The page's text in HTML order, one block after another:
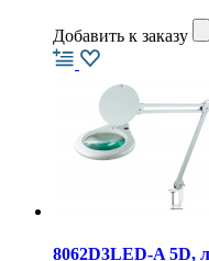
Добавить к заказу
8062D3LED-A 5D,